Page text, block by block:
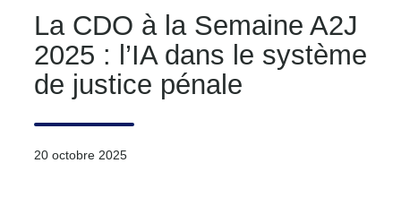
La CDO à la Semaine A2J
2025 : l’IA dans le système
de justice pénale
20 octobre 2025